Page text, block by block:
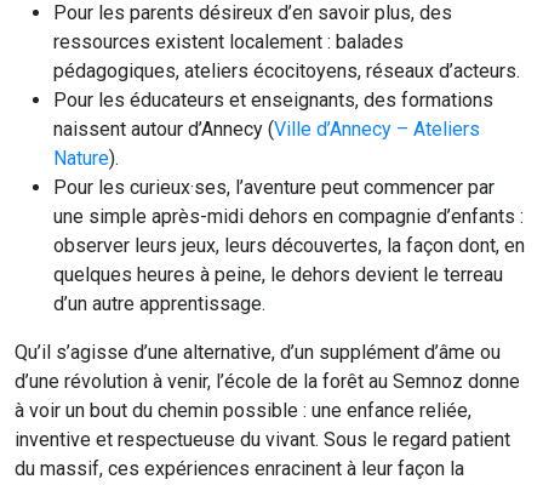
Pour les parents désireux d’en savoir plus, des
ressources existent localement : balades
pédagogiques, ateliers écocitoyens, réseaux d’acteurs.
Pour les éducateurs et enseignants, des formations
naissent autour d’Annecy (Ville d’Annecy – Ateliers
Nature).
Pour les curieux·ses, l’aventure peut commencer par
une simple après-midi dehors en compagnie d’enfants :
observer leurs jeux, leurs découvertes, la façon dont, en
quelques heures à peine, le dehors devient le terreau
d’un autre apprentissage.
Qu’il s’agisse d’une alternative, d’un supplément d’âme ou
d’une révolution à venir, l’école de la forêt au Semnoz donne
à voir un bout du chemin possible : une enfance reliée,
inventive et respectueuse du vivant. Sous le regard patient
du massif, ces expériences enracinent à leur façon la